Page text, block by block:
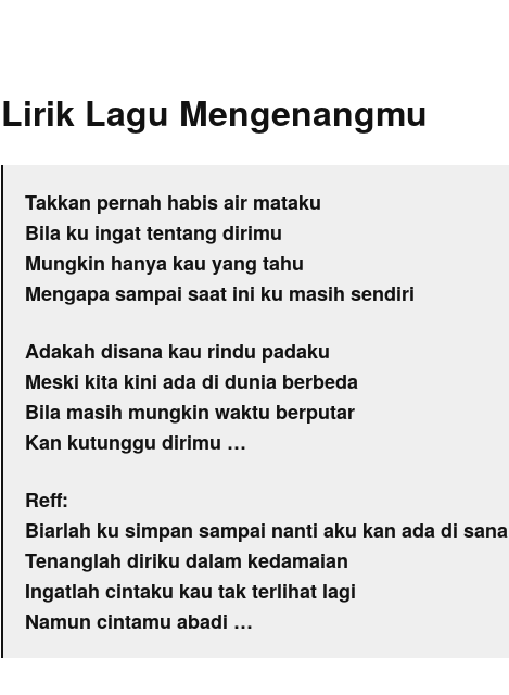
Lirik Lagu Mengenangmu
Takkan pernah habis air mataku
Bila ku ingat tentang dirimu
Mungkin hanya kau yang tahu
Mengapa sampai saat ini ku masih sendiri
Adakah disana kau rindu padaku
Meski kita kini ada di dunia berbeda
Bila masih mungkin waktu berputar
Kan kutunggu dirimu …
Reff:
Biarlah ku simpan sampai nanti aku kan ada di sana
Tenanglah diriku dalam kedamaian
Ingatlah cintaku kau tak terlihat lagi
Namun cintamu abadi …